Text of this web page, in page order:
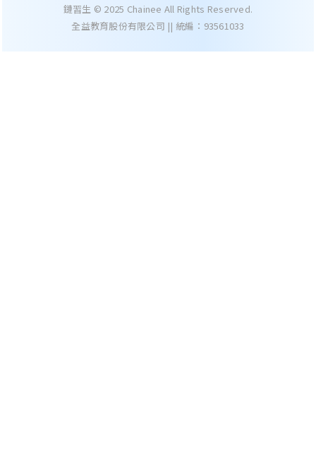
鏈習生 © 2025 Chainee All Rights Reserved.
全益教育股份有限公司 || 統編：93561033